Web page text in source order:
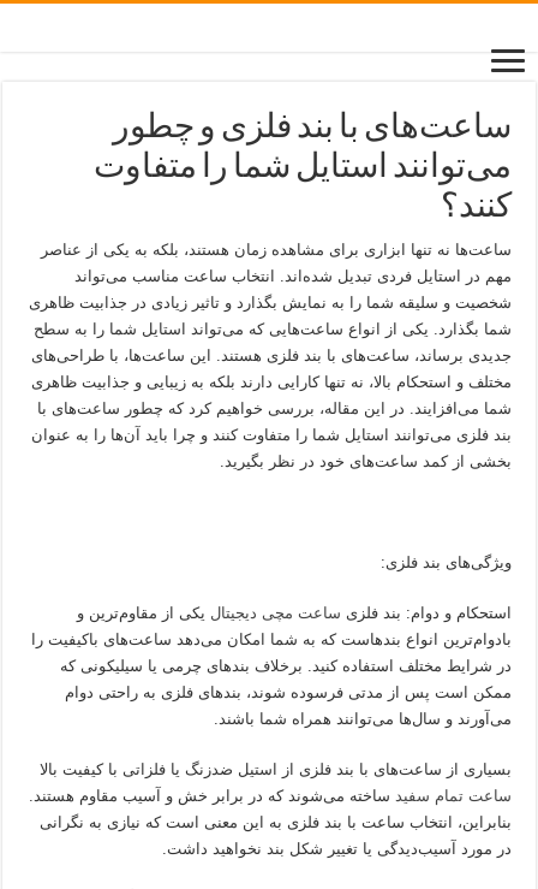
ساعت‌های با بند فلزی و چطور
می‌توانند استایل شما را متفاوت
کنند؟
ساعت‌ها نه تنها ابزاری برای مشاهده زمان هستند، بلکه به یکی از عناصر
مهم در استایل فردی تبدیل شده‌اند. انتخاب ساعت مناسب می‌تواند
شخصیت و سلیقه شما را به نمایش بگذارد و تاثیر زیادی در جذابیت ظاهری
شما بگذارد. یکی از انواع ساعت‌هایی که می‌تواند استایل شما را به سطح
جدیدی برساند، ساعت‌های با بند فلزی هستند. این ساعت‌ها، با طراحی‌های
مختلف و استحکام بالا، نه تنها کارایی دارند بلکه به زیبایی و جذابیت ظاهری
شما می‌افزایند. در این مقاله، بررسی خواهیم کرد که چطور ساعت‌های با
بند فلزی می‌توانند استایل شما را متفاوت کنند و چرا باید آن‌ها را به عنوان
بخشی از کمد ساعت‌های خود در نظر بگیرید.
ویژگی‌های بند فلزی:
استحکام و دوام: بند فلزی ساعت مچی دیجیتال یکی از مقاوم‌ترین و
بادوام‌ترین انواع بندهاست که به شما امکان می‌دهد ساعت‌های باکیفیت را
در شرایط مختلف استفاده کنید. برخلاف بندهای چرمی یا سیلیکونی که
ممکن است پس از مدتی فرسوده شوند، بندهای فلزی به راحتی دوام
می‌آورند و سال‌ها می‌توانند همراه شما باشند.
بسیاری از ساعت‌های با بند فلزی از استیل ضدزنگ یا فلزاتی با کیفیت بالا
ساعت تمام سفید ساخته می‌شوند که در برابر خش و آسیب مقاوم هستند.
بنابراین، انتخاب ساعت با بند فلزی به این معنی است که نیازی به نگرانی
در مورد آسیب‌دیدگی یا تغییر شکل بند نخواهید داشت.